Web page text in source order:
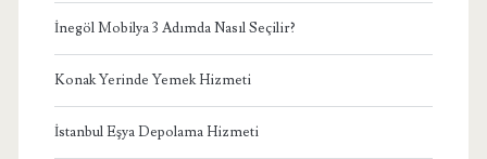
İnegöl Mobilya 3 Adımda Nasıl Seçilir?
Konak Yerinde Yemek Hizmeti
İstanbul Eşya Depolama Hizmeti